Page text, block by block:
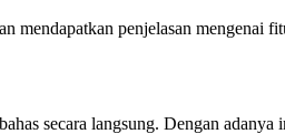
mendapatkan penjelasan mengenai
secara langsung. Dengan adanya